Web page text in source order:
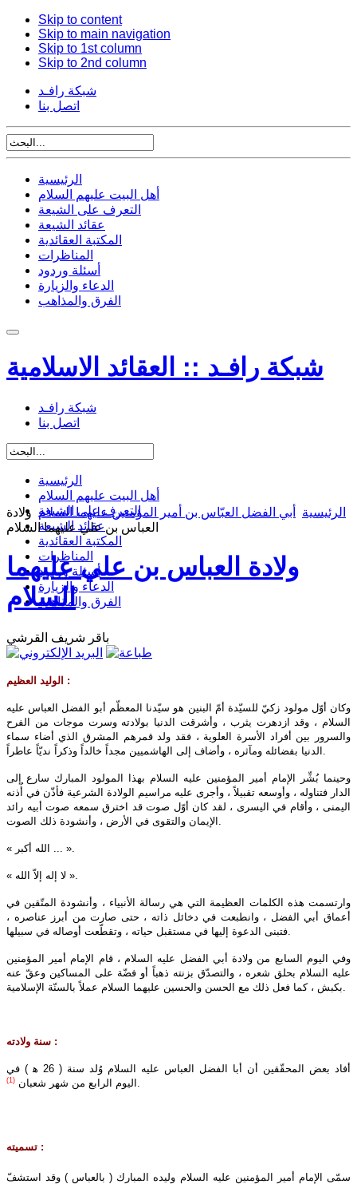
Skip to content
Skip to main navigation
Skip to 1st column
Skip to 2nd column
شبكة رافـد
اتصل بنا
الرئيسية
أهل البيت عليهم السلام
التعرف على الشيعة
عقائد الشيعة
المكتبة العقائدية
المناظرات
أسئلة وردود
الدعاء والزيارة
الفرق والمذاهب
شبكة رافـد :: العقائد الاسلامية
شبكة رافـد
اتصل بنا
الرئيسية
أهل البيت عليهم السلام
التعرف على الشيعة
عقائد الشيعة
المكتبة العقائدية
المناظرات
أسئلة وردود
الدعاء والزيارة
الفرق والمذاهب
الرئيسية أبي الفضل العبّاس بن أمير المؤمنين عليهما السلام ولادة
العباس بن علي عليهما السلام
ولادة العباس بن علي عليهما
السلام
باقر شريف القرشي
الوليد العظيم :
وكان أوّل مولود زكيّ للسيّدة أمّ البنين هو سيّدنا المعظّم أبو الفضل العباس عليه‌
السلام ، وقد ازدهرت يثرب ، وأشرقت الدنيا بولادته وسرت موجات من الفرح
والسرور بين أفراد الأسرة العلوية ، فقد ولد قمرهم المشرق الذي أضاء سماء
وحينما بُشِّر الإمام أمير المؤمنين عليه‌ السلام بهذا المولود المبارك سارع إلى
الدار فتناوله ، وأوسعه تقبيلاً ، وأجرى عليه مراسيم الولادة الشرعية فأذّن في أُذنه
اليمنى ، وأقام في اليسرى ، لقد كان أوّل صوت قد اخترق سمعه صوت أبيه رائد
« الله أكبر ... ».
« لا إله إلاّ الله ».
وارتسمت هذه الكلمات العظيمة التي هي رسالة الأنبياء ، وأنشودة المتّقين في
أعماق أبي الفضل ، وانطبعت في دخائل ذاته ، حتى صارت من أبرز عناصره ،
وفي اليوم السابع من ولادة أبي الفضل عليه‌ السلام ، قام الإمام أمير المؤمنين
عليه‌ السلام بحلق شعره ، والتصدّق بزنته ذهباً أو فضّة على المساكين وعقّ عنه
سنة ولادته :
أفاد بعض المحقّقين أن أبا الفضل العباس عليه‌ السلام وُلد سنة ( 26 ه‍ ) في
اليوم الرابع من شهر شعبان (1)
تسميته :
سمّى الإمام أمير المؤمنين عليه‌ السلام وليده المبارك ( بالعباس ) وقد استشفّ